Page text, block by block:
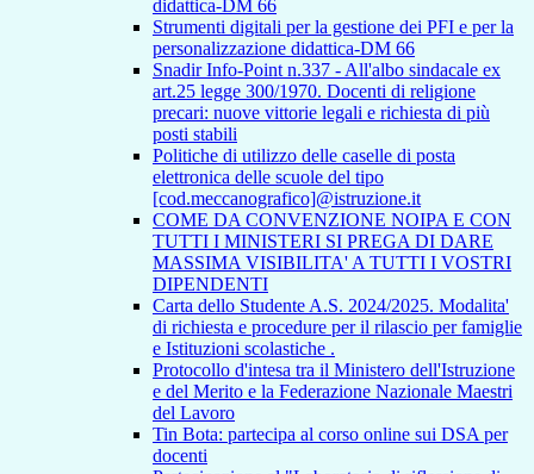
didattica-DM 66
Strumenti digitali per la gestione dei PFI e per la
personalizzazione didattica-DM 66
Snadir Info-Point n.337 - All'albo sindacale ex
art.25 legge 300/1970. Docenti di religione
precari: nuove vittorie legali e richiesta di più
posti stabili
Politiche di utilizzo delle caselle di posta
elettronica delle scuole del tipo
[cod.meccanografico]@istruzione.it
COME DA CONVENZIONE NOIPA E CON
TUTTI I MINISTERI SI PREGA DI DARE
MASSIMA VISIBILITA' A TUTTI I VOSTRI
DIPENDENTI
Carta dello Studente A.S. 2024/2025. Modalita'
di richiesta e procedure per il rilascio per famiglie
e Istituzioni scolastiche .
Protocollo d'intesa tra il Ministero dell'Istruzione
e del Merito e la Federazione Nazionale Maestri
del Lavoro
Tin Bota: partecipa al corso online sui DSA per
docenti